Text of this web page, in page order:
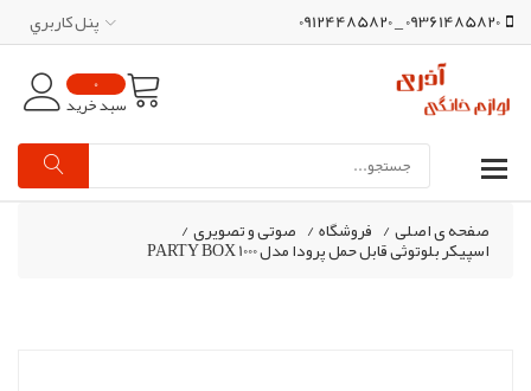
09361485820 _ 09124485820 پنل کاربري
0
سبد خرید
صفحه ی اصلی/ فروشگاه/ صوتی و تصویری/
اسپیکر بلوتوثی قابل حمل پرودا مدل PARTY BOX 1000